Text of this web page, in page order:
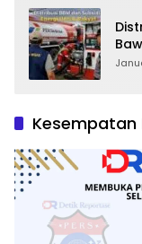
Kesempatan